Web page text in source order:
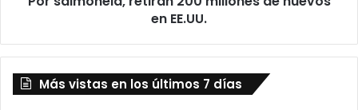
o
a
en EE.UU.
Más vistas en los últimos 7 días